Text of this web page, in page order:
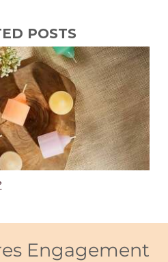
POSTS
Engagement